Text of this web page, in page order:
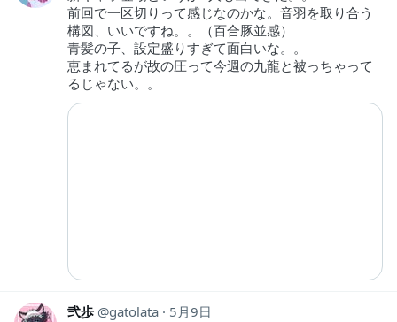
前回で一区切りって感じなのかな。音羽を取り合う
構図、いいですね。。（百合豚並感）
青髪の子、設定盛りすぎて面白いな。。
恵まれてるが故の圧って今週の九龍と被っちゃって
るじゃない。。
弐歩 gatolata
5月9日